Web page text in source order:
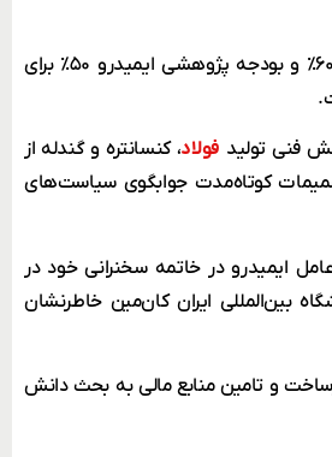
بودجه آموزشی ایمیدرو ۶۰٪ و بودجه پژوهشی ایمیدرو ۵۰٪ برای
فنی تولید فولاد، کنسانتره و گندله از
کوتاه‌مدت جوابگوی سیاست‌های
ایمیدرو در خاتمه سخنرانی خود در
بین‌المللی ایران کان‌مین خاطرنشان
و تامین منابع مالی به بحث دانش